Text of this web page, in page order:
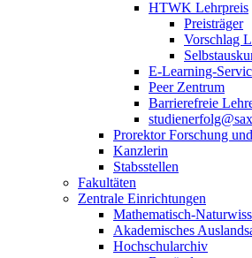
HTWK Lehrpreis
Preisträger
Vorschlag
E-Learning-
Peer Zentrum
Barrierefreie
Prorektor Forschung
Kanzlerin
Stabsstellen
Fakultäten
Zentrale Einrichtungen
Mathematisch-
Akademisches
Hochschularchiv